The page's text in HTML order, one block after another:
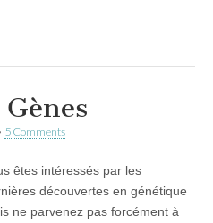
5 Comments
êtes intéressés par les
découvertes en génétique
ne parvenez pas forcément à